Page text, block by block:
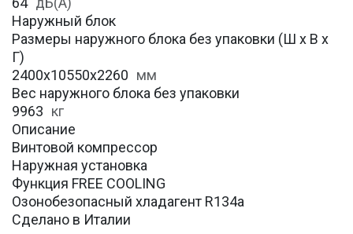
Наружный блок
Размеры наружного блока без упаковки (Ш х В х
Г)
2400x10550x2260 мм
Вес наружного блока без упаковки
9963 кг
Описание
Винтовой компрессор
Наружная установка
Функция FREE COOLING
Озонобезопасный хладагент R134a
Сделано в Италии